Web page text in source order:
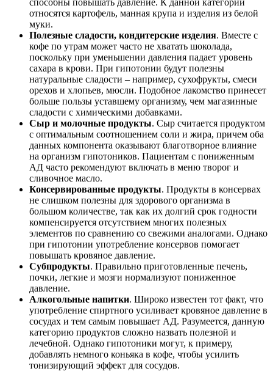
относятся картофель, манная крупа и изделия из белой
муки.
Полезные сладости, кондитерские изделия. Вместе с
кофе по утрам может часто не хватать шоколада,
поскольку при уменьшении давления падает уровень
сахара в крови. При гипотонии будут полезны
натуральные сладости – например, сухофрукты, смеси
орехов и хлопьев, мюсли. Подобное лакомство принесет
больше пользы уставшему организму, чем магазинные
сладости с химическими добавками.
Сыр и молочные продукты. Сыр считается продуктом
с оптимальным соотношением соли и жира, причем оба
данных компонента оказывают благотворное влияние
на организм гипотоников. Пациентам с пониженным
АД часто рекомендуют включать в меню творог и
сливочное масло.
Консервированные продукты. Продукты в консервах
не слишком полезны для здорового организма в
большом количестве, так как их долгий срок годности
компенсируется отсутствием многих полезных
элементов по сравнению со свежими аналогами. Однако
при гипотонии употребление консервов помогает
повышать кровяное давление.
Субпродукты. Правильно приготовленные печень,
почки, легкие и мозги нормализуют пониженное
давление.
Алкогольные напитки. Широко известен тот факт, что
употребление спиртного усиливает кровяное давление в
сосудах и тем самым повышает АД. Разумеется, данную
категорию продуктов сложно назвать полезной и
лечебной. Однако гипотоники могут, к примеру,
добавлять немного коньяка в кофе, чтобы усилить
тонизирующий эффект для сосудов.